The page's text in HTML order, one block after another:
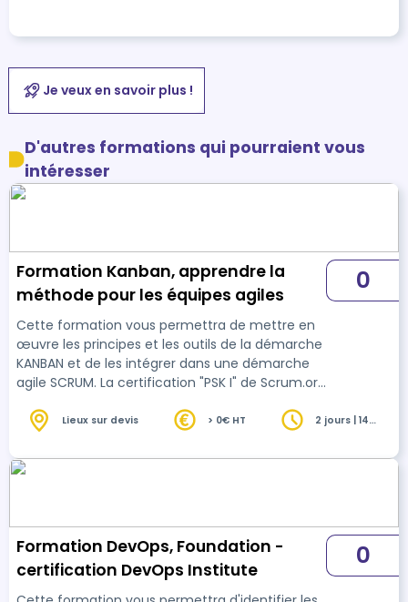
Je veux en savoir plus !
D'autres formations qui pourraient vous
intéresser
Formation Kanban, apprendre la
méthode pour les équipes agiles
Cette formation vous permettra de mettre en
œuvre les principes et les outils de la démarche
KANBAN et de les intégrer dans une démarche
agile SCRUM. La certification "PSK I" de Scrum.org
0
Lieux sur devis > 0€ HT
2 jours | 14
Formation DevOps, Foundation -
certification DevOps Institute
0